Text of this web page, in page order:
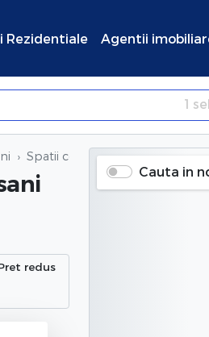
Rezidentiale Agentii
1
Spatii comerciale de vanzare
redus
Cauta in